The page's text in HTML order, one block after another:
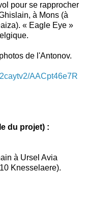
pour se rapprocher
à Mons (à
« Eagle Eye »
de l'Antonov.
AACpt46e7R
du projet) :
à Ursel Avia
Knesselaere).